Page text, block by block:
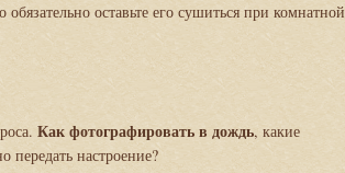
оставьте его сушиться при комнатной
Как фотографировать в дождь, какие
передать настроение?